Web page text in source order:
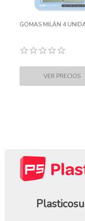
GOMAS MILÁN 4